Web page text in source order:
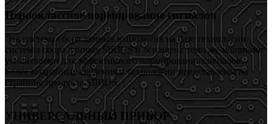
Первоклассное нормирование сигналов
Эта система сбора данных выполнена на базе технологии
системы сбора данных SIRIUS и оснащена теми же мощными
усилителями для эффективного нормирования сигналов.
Более подробные сведения о технологии представлены на
странице продукта SIRIUS.
УНИВЕРСАЛЬНЫЙ ПРИБОР